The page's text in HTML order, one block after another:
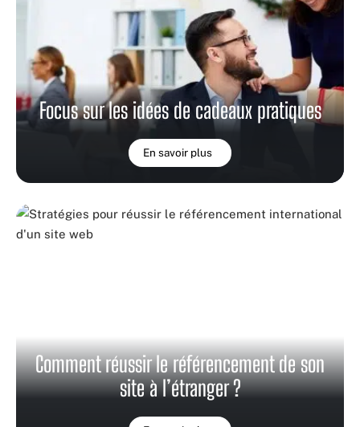
Focus sur les idées de cadeaux pratiques
En savoir plus
Comment réussir le référencement de son
site à l’étranger ?